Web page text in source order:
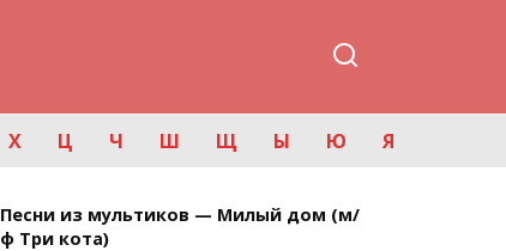
Х Ц Ч Ш Щ Ы Ю Я
Песни из мультиков — Милый дом (м/
ф Три кота)